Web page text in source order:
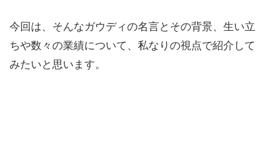
今回は、そんなガウディの名言とその背景、生い立
ちや数々の業績について、私なりの視点で紹介して
みたいと思います。